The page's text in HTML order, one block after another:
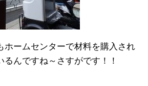
ホームセンターで材料を購入され
るんですね～さすがです！！